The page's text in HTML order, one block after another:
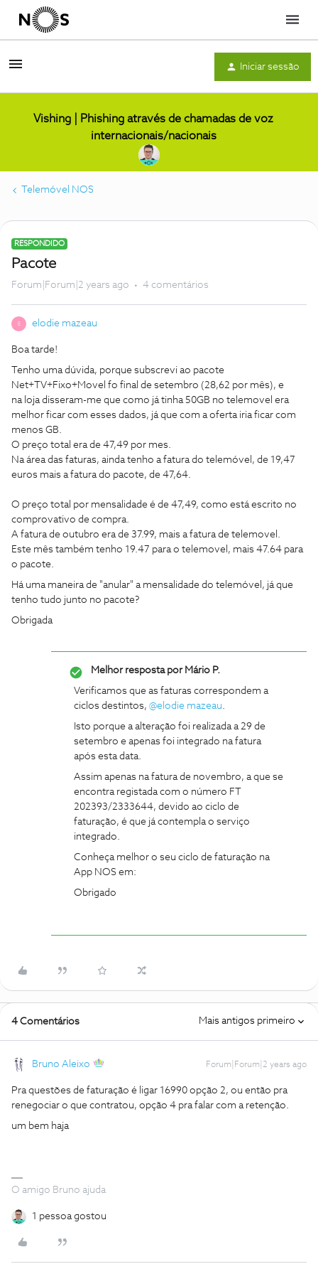
Menu
Iniciar sessão
Vishing | Phishing através de chamadas de voz
internacionais/nacionais
Telemóvel NOS
RESPONDIDO
Pacote
Forum|Forum|2 years ago 4 comentários
E elodie mazeau
Boa tarde!
Tenho uma dúvida, porque subscrevi ao pacote
Net+TV+Fixo+Movel fo final de setembro (28,62 por mês), e
na loja disseram-me que como já tinha 50GB no telemovel era
melhor ficar com esses dados, já que com a oferta iria ficar com
menos GB.
O preço total era de 47,49 por mes.
Na área das faturas, ainda tenho a fatura do telemóvel, de 19,47
euros mais a fatura do pacote, de 47,64.
O preço total por mensalidade é de 47,49, como está escrito no
comprovativo de compra.
A fatura de outubro era de 37.99, mais a fatura de telemovel.
Este mês também tenho 19.47 para o telemovel, mais 47.64 para
o pacote.
Há uma maneira de "anular" a mensalidade do telemóvel, já que
tenho tudo junto no pacote?
Obrigada
Melhor resposta porMário P.
Verificamos que as faturas correspondem a
ciclos destintos, @elodie mazeau.
Isto porque a alteração foi realizada a 29 de
setembro e apenas foi integrado na fatura
após esta data.
Assim apenas na fatura de novembro, a que se
encontra registada com o número FT
202393/2333644, devido ao ciclo de
faturação, é que já contempla o serviço
integrado.
Conheça melhor o seu ciclo de faturação na
App NOS em:
Obrigado
4 Comentários Mais antigos primeiro
Bruno Aleixo Forum|Forum|2 years ago
Pra questões de faturação é ligar 16990 opção 2, ou então pra
renegociar o que contratou, opção 4 pra falar com a retenção.
um bem haja
O amigo Bruno ajuda
1 pessoa gostou